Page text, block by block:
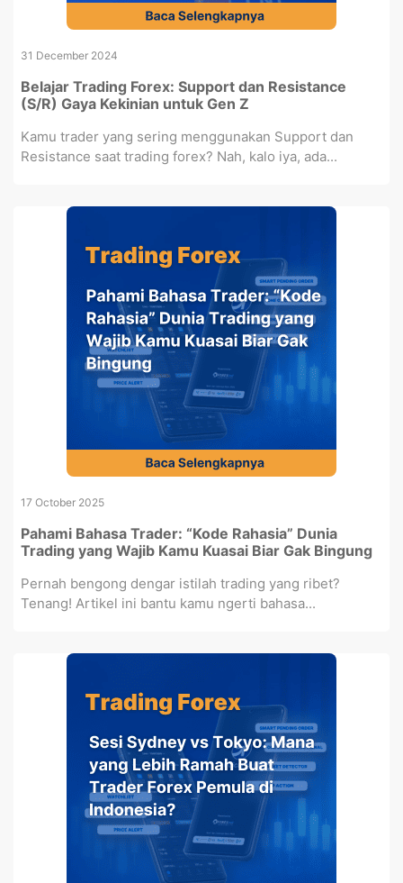
31 December 2024
Belajar Trading Forex: Support dan Resistance
(S/R) Gaya Kekinian untuk Gen Z
Kamu trader yang sering menggunakan Support dan
Resistance saat trading forex? Nah, kalo iya, ada...
17 October 2025
Pahami Bahasa Trader: “Kode Rahasia” Dunia
Trading yang Wajib Kamu Kuasai Biar Gak Bingung
Pernah bengong dengar istilah trading yang ribet?
Tenang! Artikel ini bantu kamu ngerti bahasa...